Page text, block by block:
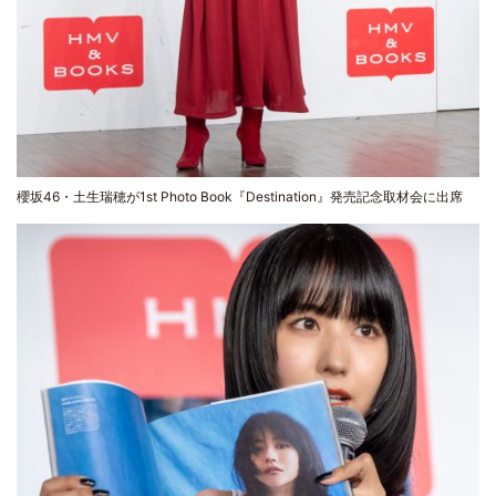
櫻坂46・土生瑞穂が1st Photo Book『Destination』発売記念取材会に出席